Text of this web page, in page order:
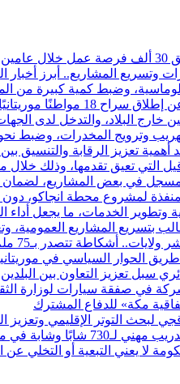
وتسريع المشاريع.. أبرز
وضبط كمية كبيرة من
انجاكو. وفي أبرز
خارج البلاد، والتدخل لدى
أهمية تعزيز الرقابة
التي تعيق تقدمها، وذلك خلال
المسجل في بعض المشاريع،
لمشروع محطة انجاكو،
وتطوير الخدمات، ما يجعل
بتسريع المشاريع
أشكاطة تتصدر بـ75 ملم
الحوار السياسي في
سبل تعزيز التعاون بين البلدين
لوزارة الثقافة بنحو 86 مليون
مكة» للدفاع المشترك
لبحث التوتر الإقليمي وتعزيز
في موريتانيا
لا يعني التبعية أو التخلي عن